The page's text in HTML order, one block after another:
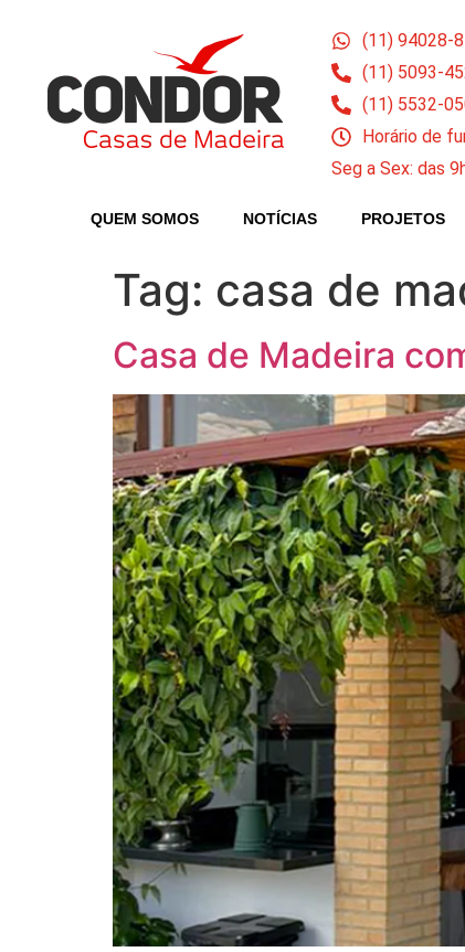
(11) 94028-
(11) 5093-
(11) 5532-
Horário de
Seg a Sex: das
QUEM SOMOS NOTÍCIAS PROJETOS
Tag: casa de
Casa de Madeira